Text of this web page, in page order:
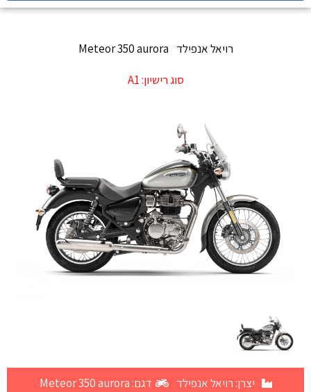
רויאל אנפילד Meteor 350 aurora
סוג רישיון:A1
יצרן: רויאל אנפילד
דגם: Meteor 350 aurora